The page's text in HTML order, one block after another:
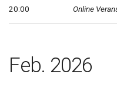
20:00
Online
Feb. 2026